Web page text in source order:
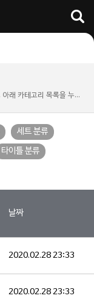
편집 기록이 오래된 순서대로 위키 문서들을 출력합니다. 아래 카테고리 목록을 누르시면 해당 카테고리만 확인하실 수 있습니다.
세트 분류
타이틀 분류
날짜
2020.02.28 23:33
2020.02.28 23:33